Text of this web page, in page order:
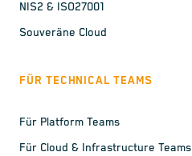
NIS2 & ISO27001
Souveräne Cloud
FÜR TECHNICAL TEAMS
Für Platform Teams
Für Cloud & Infrastructure Teams